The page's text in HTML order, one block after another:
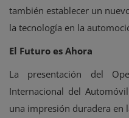
también establecer un
la tecnología en la
El Futuro es Ahora
La presentación del
Internacional del
una impresión duradera en